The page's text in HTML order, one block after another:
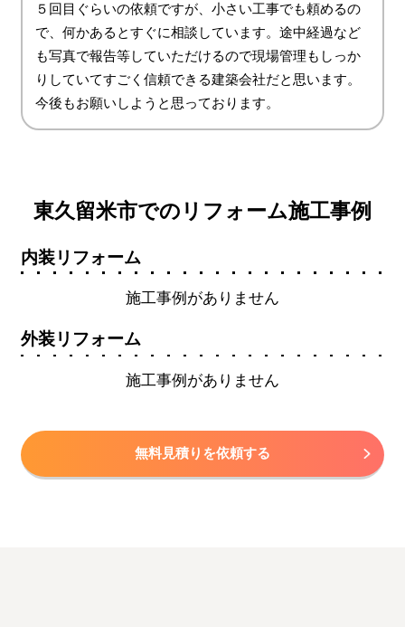
５回目ぐらいの依頼ですが、小さい工事でも頼めるの
で、何かあるとすぐに相談しています。途中経過など
も写真で報告等していただけるので現場管理もしっか
りしていてすごく信頼できる建築会社だと思います。
今後もお願いしようと思っております。
東久留米市でのリフォーム施工事例
内装リフォーム
施工事例がありません
外装リフォーム
施工事例がありません
無料見積りを依頼する